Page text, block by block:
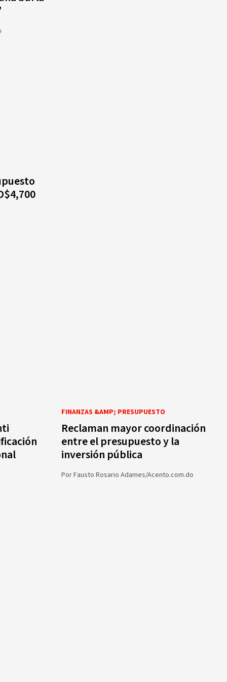
FINANZAS &AMP; PRESUPUESTO
Reclaman mayor coordinación
entre el presupuesto y la
inversión pública
PorFausto Rosario Adames/Acento.com.do